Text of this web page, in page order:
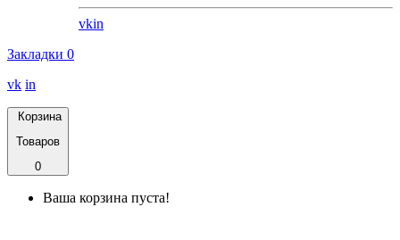
vkin
Закладки 0
vk in
Корзина
Товаров
0
Ваша корзина пуста!